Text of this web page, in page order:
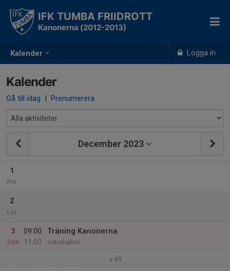
Kalender Logga in
IFK TUMBA FRIIDROTT
Kanonerna (2012-2013)
Kalender
Gå till idag | Prenumerera
December 2023
1
Fre
2
Lör
3
Sön
09:00
11:00
Träning Kanonerna
Sätrahallen
v.49